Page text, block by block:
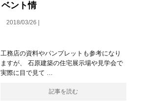
ベント情
2018/03/26 |
工務店の資料やパンプレットも参考になり
ますが、 石原建築の住宅展示場や見学会で
実際に目で見て ...
記事を読む